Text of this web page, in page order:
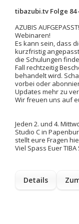
tibazubi.tv Folge 84
AZUBIS
Webinaren!
Es kann sein, dass
kurzfristig
die Schulungen
Fall rechtzeitig
behandelt wird.
vorbei oder
Updates mehr zu
Wir freuen uns auf
Jeden 2. und 4.
Studio C in
stellt eure Fragen
Viel Spass Euer
Details